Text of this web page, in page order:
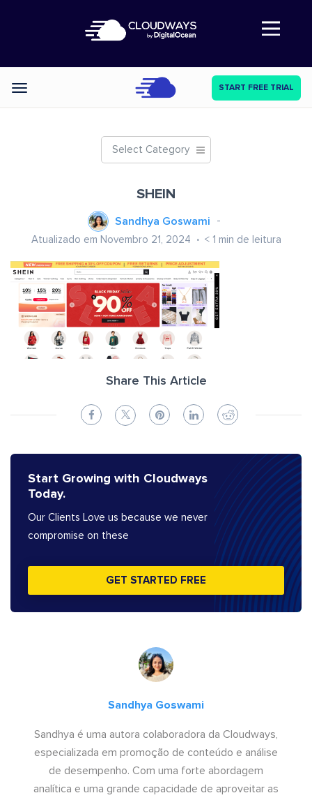
Abre a navegação
Categories START FREE TRIAL
Select Category
SHEIN
Sandhya Goswami
Atualizado em Novembro 21, 2024 < 1 min de leitura
Share This Article
Start Growing with Cloudways
Today.
Our Clients Love us because we never
compromise on these
GET STARTED FREE
Sandhya Goswami
Sandhya é uma autora colaboradora da Cloudways,
especializada em promoção de conteúdo e análise
de desempenho. Com uma forte abordagem
analítica e uma grande capacidade de aproveitar as